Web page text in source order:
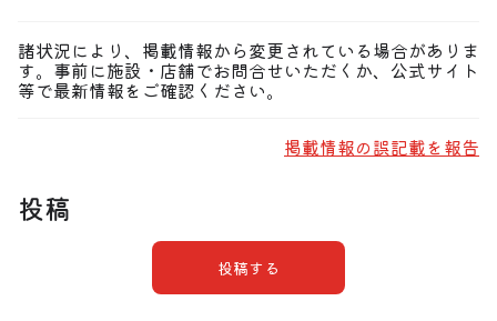
諸状況により、掲載情報から変更されている場合がありま
す。事前に施設・店舗でお問合せいただくか、公式サイト
等で最新情報をご確認ください。
掲載情報の誤記載を報告
投稿
投稿する